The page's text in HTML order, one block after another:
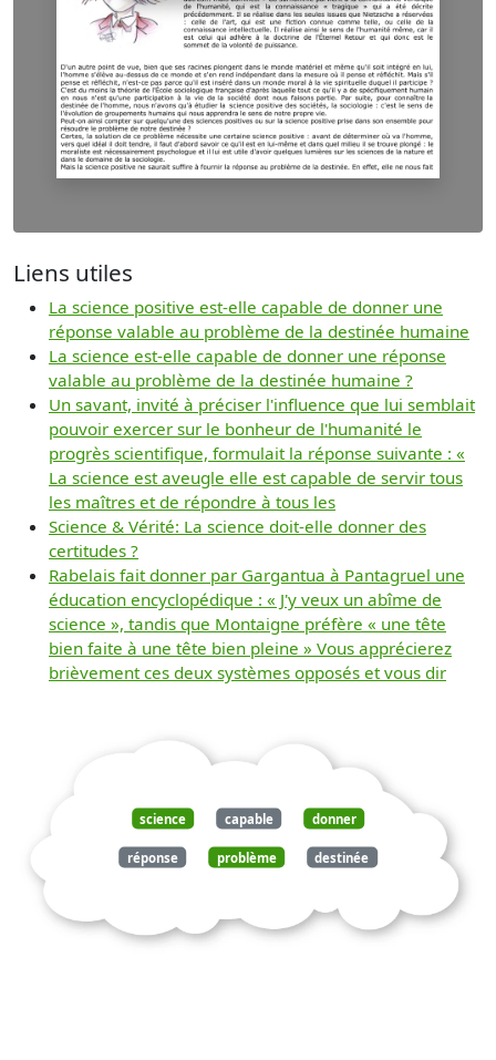
Liens utiles
La science positive est-elle capable de donner une
réponse valable au problème de la destinée humaine
La science est-elle capable de donner une réponse
valable au problème de la destinée humaine ?
Un savant, invité à préciser l'influence que lui semblait
pouvoir exercer sur le bonheur de l'humanité le
progrès scientifique, formulait la réponse suivante : «
La science est aveugle elle est capable de servir tous
les maîtres et de répondre à tous les
Science & Vérité: La science doit-elle donner des
certitudes ?
Rabelais fait donner par Gargantua à Pantagruel une
éducation encyclopédique : « J'y veux un abîme de
science », tandis que Montaigne préfère « une tête
bien faite à une tête bien pleine » Vous apprécierez
brièvement ces deux systèmes opposés et vous dir
science capable donner
réponse problème destinée